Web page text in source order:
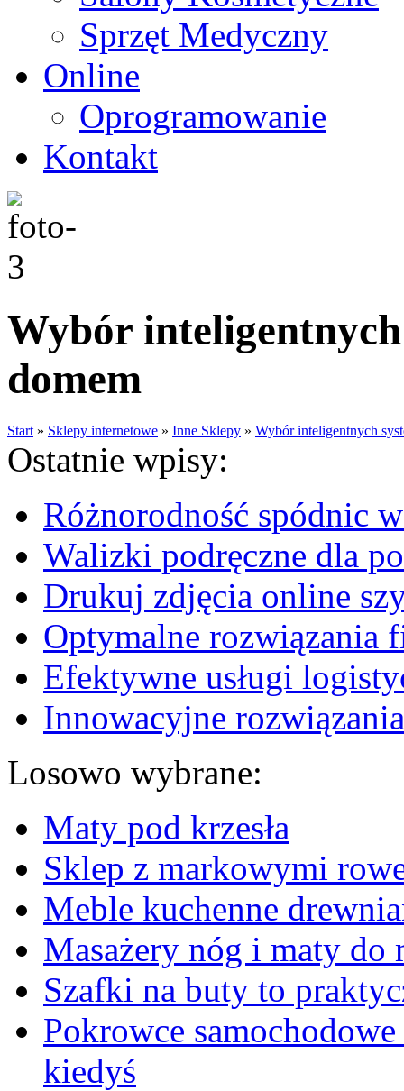
Sprzęt Medyczny
Online
Oprogramowanie
Kontakt
Wybór
domem
Start » Sklepy internetowe » Inne Sklepy » Wybór inteligentnych
Ostatnie wpisy:
Różnorodność spódnic
Walizki podręczne dla
Drukuj zdjęcia online
Optymalne rozwiązania
Efektywne usługi
Innowacyjne
Losowo wybrane:
Maty pod krzesła
Sklep z markowymi
Meble kuchenne
Masażery nóg i maty do
Szafki na buty to
Pokrowce
kiedyś